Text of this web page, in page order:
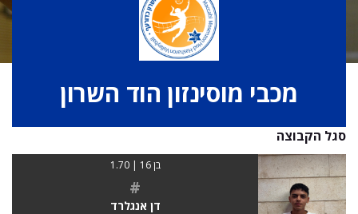
מכבי מוסינזון הוד השרון
סגל הקבוצה
בן 16 | 1.70
#
דן אנגלרד